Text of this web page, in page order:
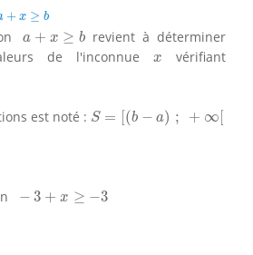
+ x ≥ b
x ≥b
a + x ≥ b
a +x ≥b
revient à déterminer
de l'inconnue x
x vérifiant
est noté : S = [(b − a) ; + ∞ [
S= b−a +∞[
− 3 + x ≥ −3
+ x − 3